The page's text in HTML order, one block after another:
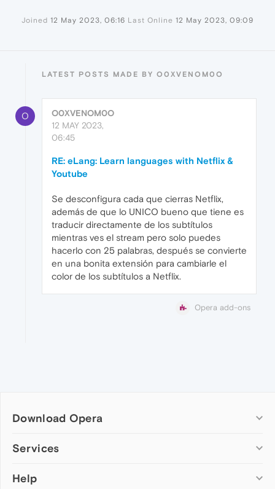
Joined 12 May 2023, 06:16 Last Online 12 May 2023, 09:09
LATEST POSTS MADE BY O0XVENOM0O
O
O0XVENOM0O
12 MAY 2023,
06:45
RE: eLang: Learn languages with Netflix &
Youtube
Se desconfigura cada que cierras Netflix,
además de que lo UNICO bueno que tiene es
traducir directamente de los subtítulos
mientras ves el stream pero solo puedes
hacerlo con 25 palabras, después se convierte
en una bonita extensión para cambiarle el
color de los subtítulos a Netflix.
Opera add-ons
Download Opera
Computer browsers
Opera for Mac
Services
Add-ons
Help